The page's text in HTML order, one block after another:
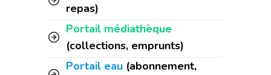
repas)
Portail médiathèque
(collections, emprunts)
Portail eau (abonnement,